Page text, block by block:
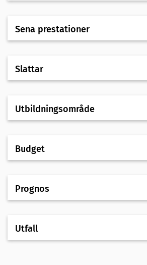
Sena prestationer
Slattar
Utbildningsområde
Budget
Prognos
Utfall